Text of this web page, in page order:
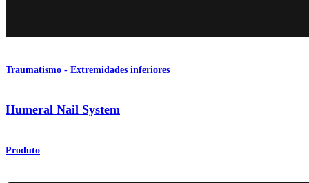
Traumatismo - Extremidades inferiores
Humeral Nail System
Produto